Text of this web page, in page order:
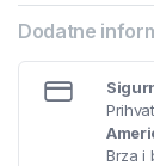
Dodatne
Brza i